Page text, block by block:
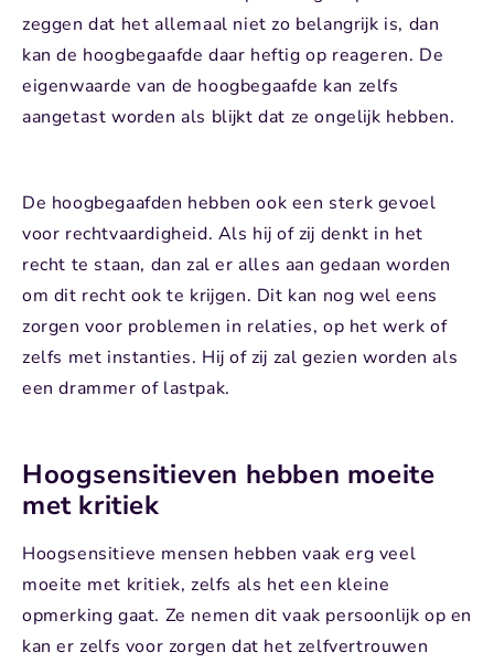
zeggen dat het allemaal niet zo belangrijk is, dan
kan de hoogbegaafde daar heftig op reageren. De
eigenwaarde van de hoogbegaafde kan zelfs
aangetast worden als blijkt dat ze ongelijk hebben.
De hoogbegaafden hebben ook een sterk gevoel
voor rechtvaardigheid. Als hij of zij denkt in het
recht te staan, dan zal er alles aan gedaan worden
om dit recht ook te krijgen. Dit kan nog wel eens
zorgen voor problemen in relaties, op het werk of
zelfs met instanties. Hij of zij zal gezien worden als
een drammer of lastpak.
Hoogsensitieven hebben moeite
met kritiek
Hoogsensitieve mensen hebben vaak erg veel
moeite met kritiek, zelfs als het een kleine
opmerking gaat. Ze nemen dit vaak persoonlijk op en
kan er zelfs voor zorgen dat het zelfvertrouwen